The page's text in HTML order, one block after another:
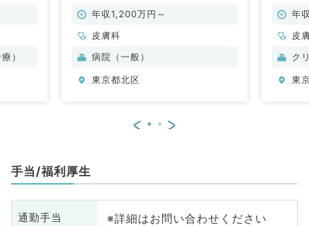
）
年収1,200万円～
皮膚科
病院（一般）
東京都北区
も歓年
皮
ク
東
< >
手当/福利厚生
通勤手当 ※詳細はお問い合わせください